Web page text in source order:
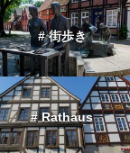
# 街歩き
# Rathaus